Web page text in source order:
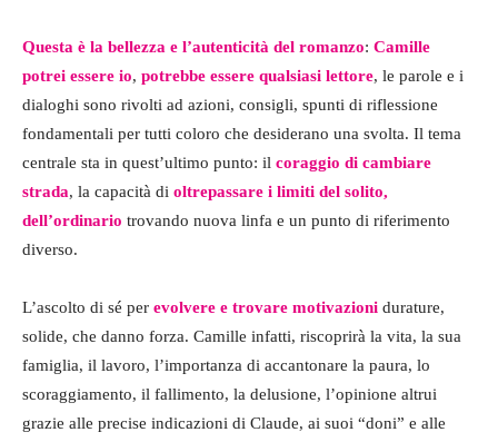
Questa è la bellezza e l’autenticità del romanzo: Camille
potrei essere io, potrebbe essere qualsiasi lettore, le parole e i
dialoghi sono rivolti ad azioni, consigli, spunti di riflessione
fondamentali per tutti coloro che desiderano una svolta. Il tema
centrale sta in quest’ultimo punto: il coraggio di cambiare
strada, la capacità di oltrepassare i limiti del solito,
dell’ordinario trovando nuova linfa e un punto di riferimento
diverso.
L’ascolto di sé per evolvere e trovare motivazioni durature,
solide, che danno forza. Camille infatti, riscoprirà la vita, la sua
famiglia, il lavoro, l’importanza di accantonare la paura, lo
scoraggiamento, il fallimento, la delusione, l’opinione altrui
grazie alle precise indicazioni di Claude, ai suoi “doni” e alle